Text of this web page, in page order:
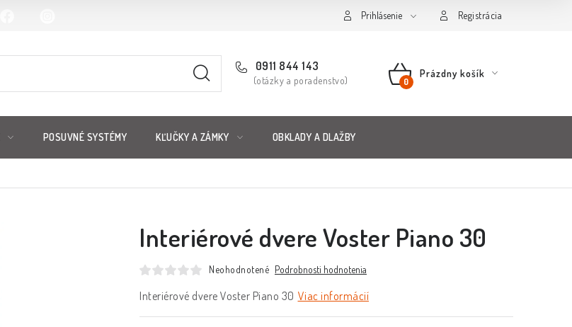
Prihlásenie Registrácia
0911 844 143
(otázky a poradenstvo)
NÁKUPNÝ
Prázdny košík
POSUVNÉ SYSTÉMY KĽUČKY A ZÁMKY OBKLADY A DLAŽBY
Interiérové dvere Voster Piano 30
Neohodnotené Podrobnosti hodnotenia
Interiérové dvere Voster Piano 30 Viac informácií